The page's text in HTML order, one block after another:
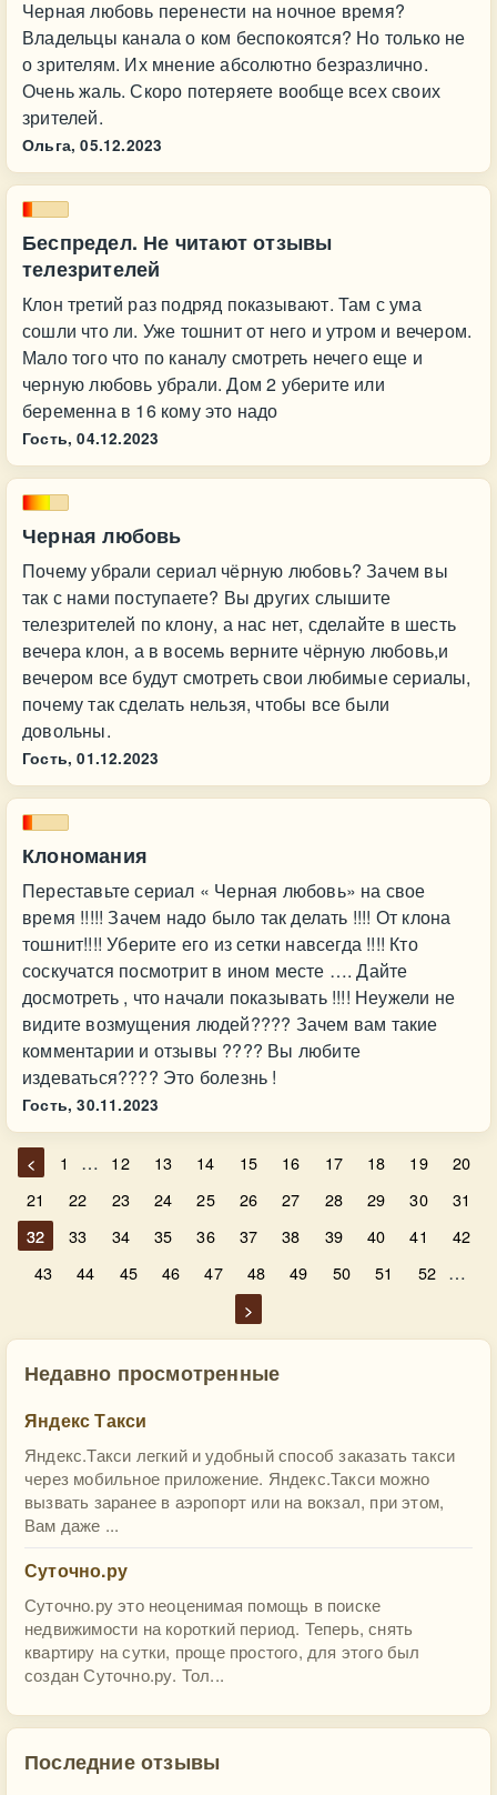
Черная любовь перенести на ночное время?
Владельцы канала о ком беспокоятся? Но только не
о зрителям. Их мнение абсолютно безразлично.
Очень жаль. Скоро потеряете вообще всех своих
зрителей.
Ольга, 05.12.2023
Беспредел. Не читают отзывы
телезрителей
Клон третий раз подряд показывают. Там с ума
сошли что ли. Уже тошнит от него и утром и вечером.
Мало того что по каналу смотреть нечего еще и
черную любовь убрали. Дом 2 уберите или
беременна в 16 кому это надо
Гость, 04.12.2023
Черная любовь
Почему убрали сериал чёрную любовь? Зачем вы
так с нами поступаете? Вы других слышите
телезрителей по клону, а нас нет, сделайте в шесть
вечера клон, а в восемь верните чёрную любовь,и
вечером все будут смотреть свои любимые сериалы,
почему так сделать нельзя, чтобы все были
довольны.
Гость, 01.12.2023
Клономания
Переставьте сериал « Черная любовь» на свое
время !!!!! Зачем надо было так делать !!!! От клона
тошнит!!!! Уберите его из сетки навсегда !!!! Кто
соскучатся посмотрит в ином месте …. Дайте
досмотреть , что начали показывать !!!! Неужели не
видите возмущения людей???? Зачем вам такие
комментарии и отзывы ???? Вы любите
издеваться???? Это болезнь !
Гость, 30.11.2023
< 1 … 12 13 14 15 16 17 18 19
20
21
22 23 24 25 26 27 28 29 30
31
32
33 34 35 36 37 38 39 40 41
42
43
44 45 46 47 48 49 50 51 52 …
>
Недавно просмотренные
Яндекс Такси
Яндекс.Такси легкий и удобный способ заказать такси
через мобильное приложение. Яндекс.Такси можно
вызвать заранее в аэропорт или на вокзал, при этом,
Вам даже ...
Суточно.ру
Суточно.ру это неоценимая помощь в поиске
недвижимости на короткий период. Теперь, снять
квартиру на сутки, проще простого, для этого был
создан Суточно.ру. Тол...
Последние отзывы